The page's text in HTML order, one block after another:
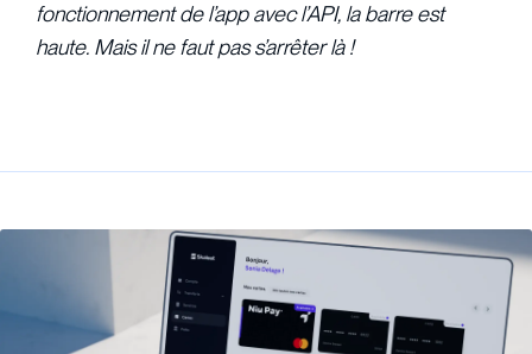
fonctionnement de l’app avec l’API, la barre est
haute. Mais il ne faut pas s’arrêter là !